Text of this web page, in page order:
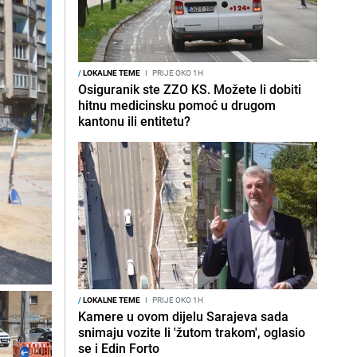
/LOKALNE TEME I PRIJE OKO 1H
Osiguranik ste ZZO KS. Možete li dobiti
hitnu medicinsku pomoć u drugom
kantonu ili entitetu?
/LOKALNE TEME I PRIJE OKO 1H
Kamere u ovom dijelu Sarajeva sada
snimaju vozite li 'žutom trakom', oglasio
se i Edin Forto